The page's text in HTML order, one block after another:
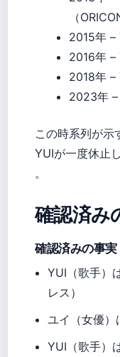
（
2015年 –
2016年 –
2018年 –
2023年
この時系列が示
YUIが一度休止
。
確認済み
確認済みの事実
YUI（歌手）
レス）
ユイ（女優）
YUI（歌手）